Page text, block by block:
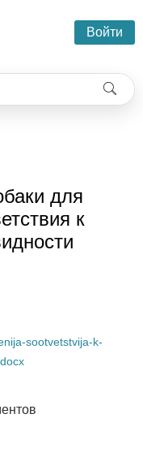
Войти
для
к
sootvetstvija-k-